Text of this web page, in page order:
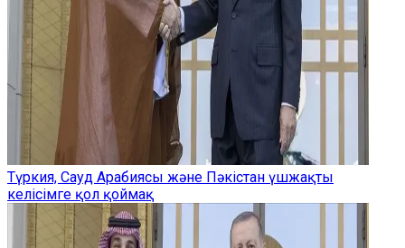
Түркия, Сауд Арабиясы және Пәкістан үшжақты
келісімге қол қоймақ